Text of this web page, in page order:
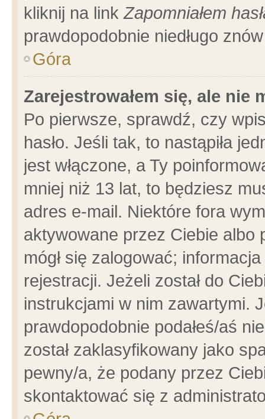
kliknij na linkZapomniałem
prawdopodobnie niedługo
Góra
Zarejestrowałem się, ale nie
Po pierwsze, sprawdź, czy
hasło. Jeśli tak, to nastąpiła
jest włączone, a Ty
mniej niż 13 lat, to będziesz
adres e-mail. Niektóre fora
aktywowane przez Ciebie albo
mógł się zalogować;
rejestracji. Jeżeli został do
instrukcjami w nim zawartymi.
prawdopodobnie podałeś/aś
został zaklasyfikowany jako
pewny/a, że podany przez
skontaktować się z